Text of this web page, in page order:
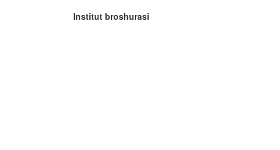
Institut broshurasi